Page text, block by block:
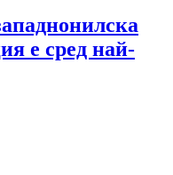
е сред най-